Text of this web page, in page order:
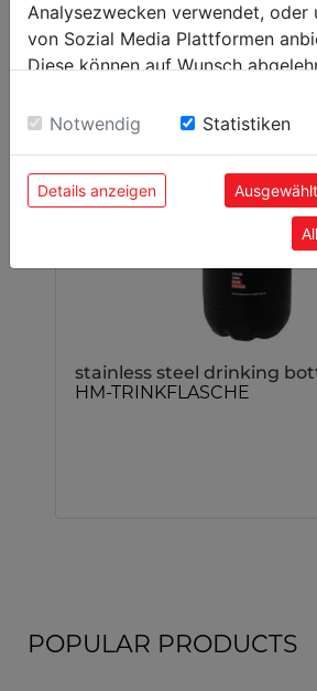
stainless steel drinking
HM-TRINKFLASCHE
POPULAR PRODUCTS
Analysezwecken verwendet, oder
von Sozial Media Plattformen
Diese können auf Wunsch
Einwilligung zu unseren Cookies.
Notwendig Statistiken
Details anzeigen